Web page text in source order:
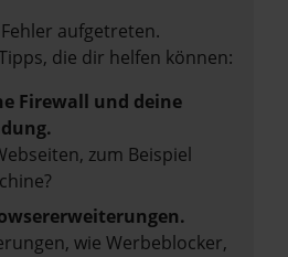
aufgetreten.
die dir helfen können:
Firewall und deine
zum Beispiel
wie Werbeblocker,